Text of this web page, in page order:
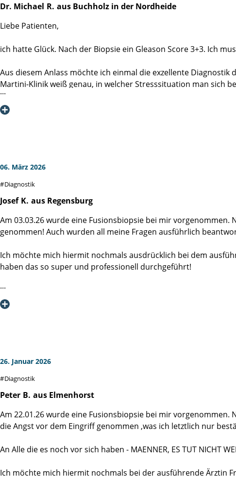
Dr. Michael R. aus Buchholz in der Nordheide
Liebe Patienten,
ich hatte Glück. Nach der Biopsie ein Gleason Score 3+3. Ich
Aus diesem Anlass möchte ich einmal die exzellente
Martini-Klinik weiß genau, in welcher Stresssituation man sich
Bei der Biopsie handelte es ich um eine perineale
Mein Fazit: Eine bessere und genauere Diagnose kann man
06. März 2026
Diagnostik
Josef K. aus Regensburg
Am 03.03.26 wurde eine Fusionsbiopsie bei mir
genommen! Auch wurden all meine Fragen ausführlich
Ich möchte mich hiermit nochmals ausdrücklich bei dem
haben das so super und professionell durchgeführt!
Auch bei dem gesamten Team der Diagnostik für die
26. Januar 2026
Diagnostik
Peter B. aus Elmenhorst
Am 22.01.26 wurde eine Fusionsbiopsie bei mir
die Angst vor dem Eingriff genommen ,was ich letztlich nur
An Alle die es noch vor sich haben - MAENNER, ES TUT NICHT
Ich möchte mich hiermit nochmals bei der ausführende Ärztin